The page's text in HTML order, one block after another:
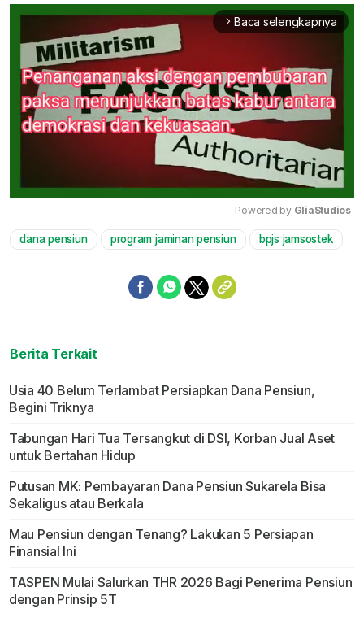
arrow_forward_ios Baca selengkapnya
Mute
Powered by GliaStudios
dana pensiun program jaminan pensiun bpjs jamsostek
Berita Terkait
Usia 40 Belum Terlambat Persiapkan Dana Pensiun,
Begini Triknya
Tabungan Hari Tua Tersangkut di DSI, Korban Jual Aset
untuk Bertahan Hidup
Putusan MK: Pembayaran Dana Pensiun Sukarela Bisa
Sekaligus atau Berkala
Mau Pensiun dengan Tenang? Lakukan 5 Persiapan
Finansial Ini
TASPEN Mulai Salurkan THR 2026 Bagi Penerima Pensiun
dengan Prinsip 5T